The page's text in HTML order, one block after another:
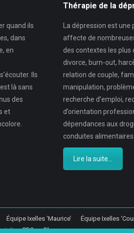
quand ils
dans
en
Ils
là sans
des
et
Thérapie de la
La dépression est
affecte de
des contextes les plus
divorce, burn-out,
relation de couple,
manipulation,
recherche d’emploi,
d’orientation
dépendances aux
conduites
Lire la suite...
Équipe Ixelles ‘Maurice’ Équipe Ixelles
PRO Blog